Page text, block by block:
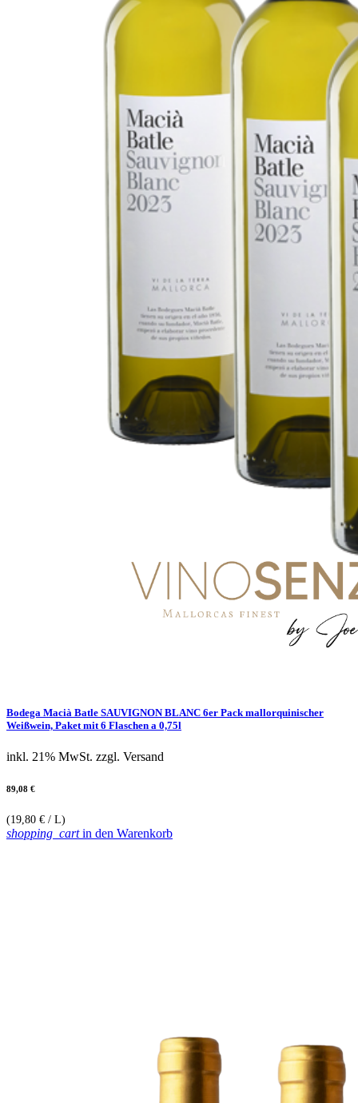
Bodega Macià Batle SAUVIGNON BLANC 6er Pack mallorquinischer
Weißwein, Paket mit 6 Flaschen a 0,75l
inkl. 21% MwSt. zzgl. Versand
89,08 €
(19,80 € / L)
shopping_cartin den Warenkorb